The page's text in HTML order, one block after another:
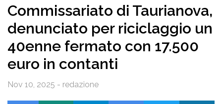
Commissariato di Taurianova,
denunciato per riciclaggio un
40enne fermato con 17.500
euro in contanti
Nov 10, 2025 - redazione